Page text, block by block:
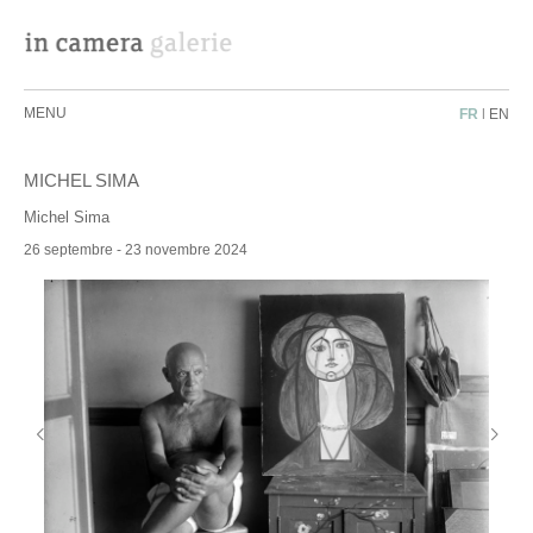
MENU FR | EN
MICHEL SIMA
Michel Sima
26 septembre - 23 novembre 2024